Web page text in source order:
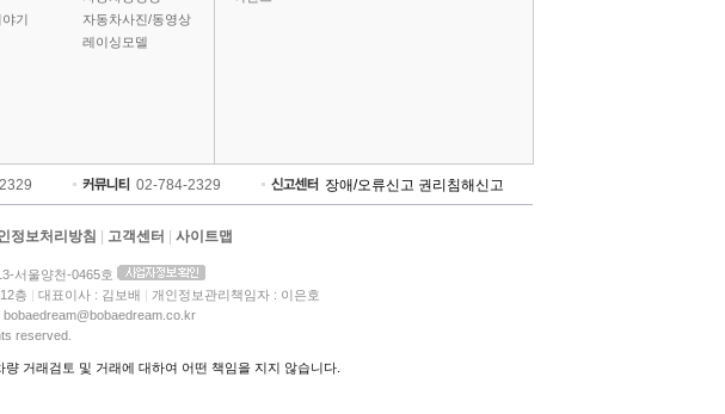
기
자동차사진/동영상
레이싱모델
02-784-2329 장애/오류신고 권리침해신고
정보처리방침 고객센터 사이트맵
서울양천-0465호
층 대표이사 : 김보배
개인정보관리책임자 : 이은호
bobaedream@bobaedream.co.kr
reserved.
거래검토 및 거래에 대하여 어떤 책임을 지지 않습니다.